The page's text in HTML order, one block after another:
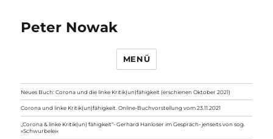
Peter Nowak
MENÜ
Neues Buch: Corona und die linke Kritik(un)fähigkeit (erschienen Oktober 2021)
Corona und linke Kritik(un)fähigkeit. Online-Buchvorstellung vom 23.11.2021
„Corona & linke Kritik(un) fähigkeit“- Gerhard Hanloser im Gespräch- jenseits von sog.
»Schwurbelei«